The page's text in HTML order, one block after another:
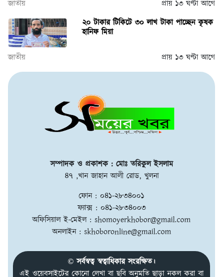
জাতীয়
প্রায় ১৩ ঘণ্টা আগে
২০ টাকার টিকিটে ৩০ লাখ টাকা পাচ্ছেন কৃষক
হানিফ মিয়া
জাতীয় প্রায় ১৩ ঘণ্টা আগে
সম্পাদক ও প্রকাশক : মোঃ তরিকুল ইসলাম
৪৭ ,খান জাহান আলী রোড, খুলনা
ফোন : ০৪১-২৮৩৪০০১
ফ্যাক্স : ০৪১-২৮৩৪০০৩
অফিসিয়াল ই-মেইল : shomoyerkhobor@gmail.com
অনলাইন : skhoboronline@gmail.com
© সর্বস্বত্ব স্বত্বাধিকার সংরক্ষিত।
এই ওয়েবসাইটের কোনো লেখা বা ছবি অনুমতি ছাড়া নকল করা বা